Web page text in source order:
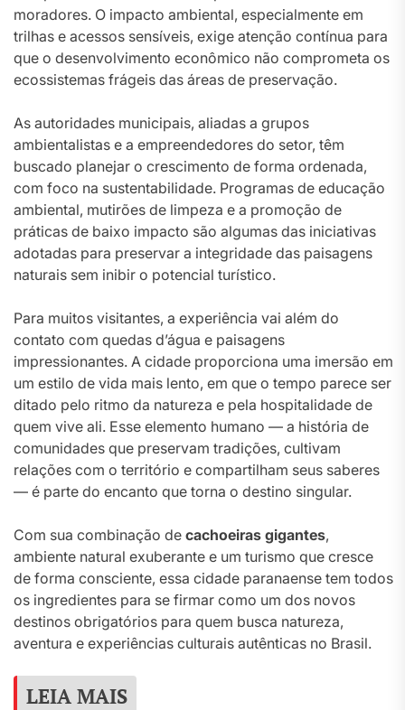
moradores. O impacto ambiental, especialmente em
trilhas e acessos sensíveis, exige atenção contínua para
que o desenvolvimento econômico não comprometa os
ecossistemas frágeis das áreas de preservação.
As autoridades municipais, aliadas a grupos
ambientalistas e a empreendedores do setor, têm
buscado planejar o crescimento de forma ordenada,
com foco na sustentabilidade. Programas de educação
ambiental, mutirões de limpeza e a promoção de
práticas de baixo impacto são algumas das iniciativas
adotadas para preservar a integridade das paisagens
naturais sem inibir o potencial turístico.
Para muitos visitantes, a experiência vai além do
contato com quedas d’água e paisagens
impressionantes. A cidade proporciona uma imersão em
um estilo de vida mais lento, em que o tempo parece ser
ditado pelo ritmo da natureza e pela hospitalidade de
quem vive ali. Esse elemento humano — a história de
comunidades que preservam tradições, cultivam
relações com o território e compartilham seus saberes
— é parte do encanto que torna o destino singular.
Com sua combinação de cachoeiras gigantes,
ambiente natural exuberante e um turismo que cresce
de forma consciente, essa cidade paranaense tem todos
os ingredientes para se firmar como um dos novos
destinos obrigatórios para quem busca natureza,
aventura e experiências culturais autênticas no Brasil.
LEIA MAIS